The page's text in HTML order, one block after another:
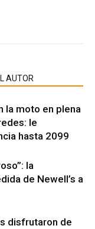
AUTOR
la moto en plena
le
hasta 2099
la
de Newell’s a
disfrutaron de